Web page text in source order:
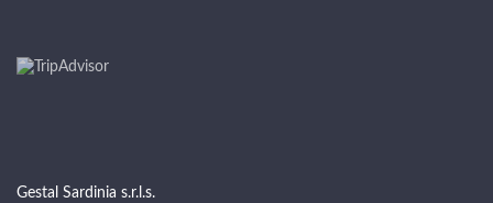
Gestal Sardinia s.r.l.s.